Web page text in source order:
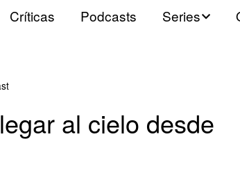
Críticas Podcasts Series
Series USA
al cielo desde